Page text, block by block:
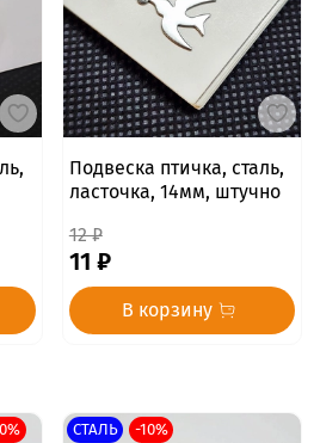
Подвеска птичка, сталь,
ласточка, 14мм, штучно
12 ₽
11 ₽
В корзину
СТАЛЬ -10%